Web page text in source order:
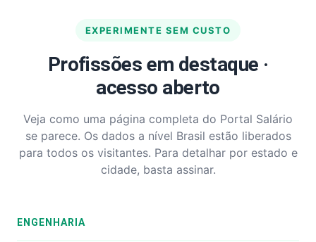
EXPERIMENTE SEM CUSTO
Profissões em destaque ·
acesso aberto
Veja como uma página completa do Portal Salário
se parece. Os dados a nível Brasil estão liberados
para todos os visitantes. Para detalhar por estado e
cidade, basta assinar.
ENGENHARIA